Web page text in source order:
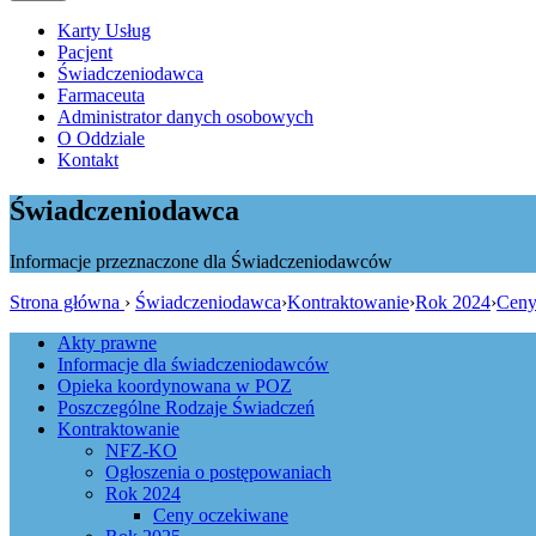
Karty Usług
Pacjent
Świadczeniodawca
Farmaceuta
Administrator danych osobowych
O Oddziale
Kontakt
Świadczeniodawca
Informacje przeznaczone dla Świadczeniodawców
Strona główna › Świadczeniodawca›Kontraktowanie›Rok 2024›
Akty prawne
Informacje dla świadczeniodawców
Opieka koordynowana w POZ
Poszczególne Rodzaje Świadczeń
Kontraktowanie
NFZ-KO
Ogłoszenia o postępowaniach
Rok 2024
Ceny oczekiwane